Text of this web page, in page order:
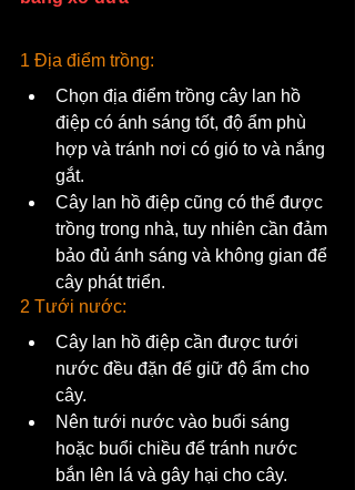
1 Địa điểm trồng:
Chọn địa điểm trồng cây lan hồ
điệp có ánh sáng tốt, độ ẩm phù
hợp và tránh nơi có gió to và nắng
gắt.
Cây lan hồ điệp cũng có thể được
trồng trong nhà, tuy nhiên cần đảm
bảo đủ ánh sáng và không gian để
cây phát triển.
2 Tưới nước:
Cây lan hồ điệp cần được tưới
nước đều đặn để giữ độ ẩm cho
cây.
Nên tưới nước vào buổi sáng
hoặc buổi chiều để tránh nước
bắn lên lá và gây hại cho cây.